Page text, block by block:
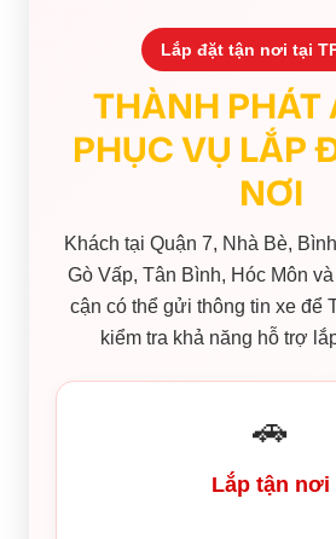
Lắp đặt tận nơi tại
THÀNH PHÁT
PHỤC VỤ LẮP
NƠI
Khách tại Quận 7, Nhà Bè,
Gò Vấp, Tân Bình, Hóc Môn
cận có thể gửi thông tin xe để
kiểm tra khả năng hỗ trợ
🚗
Lắp tận nơi